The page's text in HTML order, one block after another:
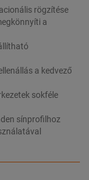
rögzítése
a
a kedvező
sokféle
sínprofilhoz